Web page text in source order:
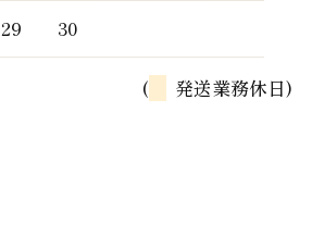
29 30
( 発送業務休日)